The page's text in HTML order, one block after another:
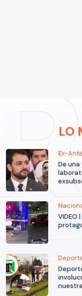
LO
Ex-Ante
De
VIDEO